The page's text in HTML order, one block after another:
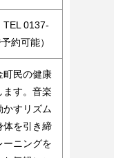
0137-
約可能）
町民の健康
ます。音楽
かすリズム
体を引き締
ーニングを